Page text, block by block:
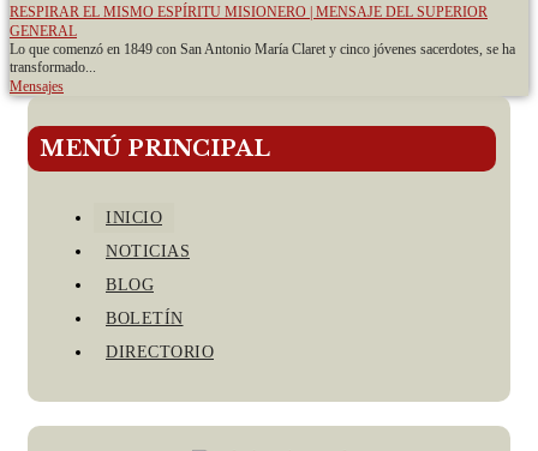
RESPIRAR EL MISMO ESPÍRITU MISIONERO | MENSAJE DEL SUPERIOR
GENERAL
Lo que comenzó en 1849 con San Antonio María Claret y cinco jóvenes sacerdotes, se ha
transformado...
Mensajes
MENÚ PRINCIPAL
INICIO
NOTICIAS
BLOG
BOLETÍN
DIRECTORIO